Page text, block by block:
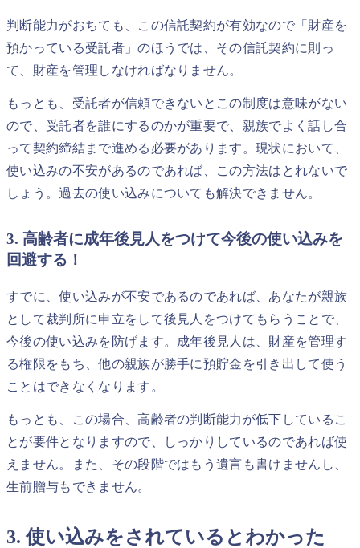
判断能力がおちても、この信託契約が有効なので「財産を
預かっている受託者」のほうでは、その信託契約に則っ
て、財産を管理しなければなりません。
もっとも、受託者が信頼できないとこの制度は意味がない
ので、受託者を誰にするのかが重要で、親族でよく話し合
って契約締結まで進める必要があります。現状において、
使い込みの不安があるのであれば、この方法はとれないで
しょう。過去の使い込みについても解決できません。
3. 高齢者に成年後見人をつけて今後の使い込みを
回避する！
すでに、使い込みが不安であるのであれば、あなたが親族
として裁判所に申立をして後見人をつけてもらうことで、
今後の使い込みを防げます。成年後見人は、財産を管理す
る権限をもち、他の親族が勝手に預貯金を引き出して使う
ことはできなくなります。
もっとも、この場合、高齢者の判断能力が低下しているこ
とが要件となりますので、しっかりしているのであれば使
えません。また、その段階ではもう遺言も書けませんし、
生前贈与もできません。
3. 使い込みをされているとわかった